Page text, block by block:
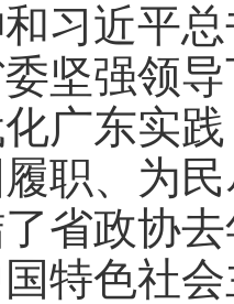
习近平
坚强领
广东实
职、为
省政协
特色社